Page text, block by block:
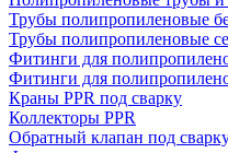
Трубы полипропиленовые
Трубы полипропиленовые
Фитинги для
Фитинги для
Краны PPR под сварку
Коллекторы PPR
Обратный клапан под